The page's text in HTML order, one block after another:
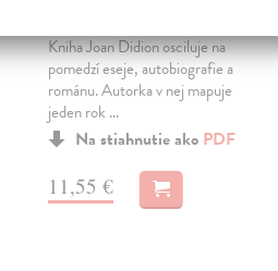
Kniha Joan Didion osciluje na
pomedzí eseje, autobiografie a
románu. Autorka v nej mapuje
jeden rok ...
Na stiahnutie ako PDF
11,55 €